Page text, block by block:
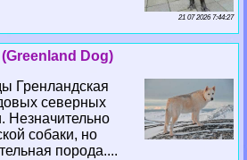
21 07 2026 7:44:27
Dog)
Гренландская
северных
Незначительно
собаки, но
порода....